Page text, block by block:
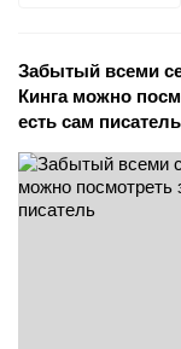
Забытый всеми
Кинга можно
есть сам писатель